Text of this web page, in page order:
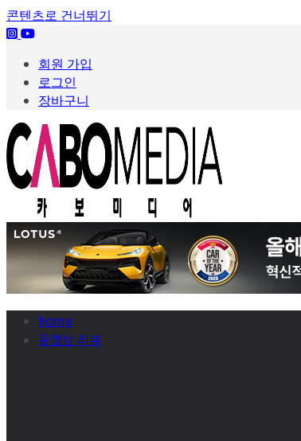
콘텐츠로 건너뛰기
회원 가입
로그인
장바구니
home
동영상 리뷰